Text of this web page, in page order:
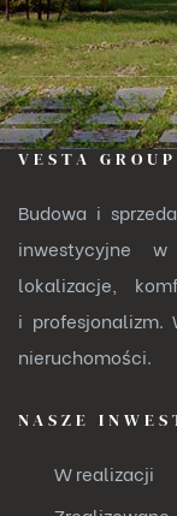
VESTA GROUP
Budowa i
inwestycyjne
lokalizacje,
i profesjonalizm.
nieruchomości.
NASZE
W realizacji